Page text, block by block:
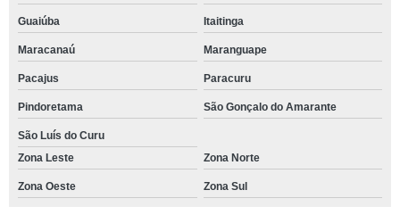
Guaiúba Itaitinga
Maracanaú Maranguape
Pacajus Paracuru
Pindoretama São Gonçalo do Amarante
São Luís do Curu
Zona Leste
Zona Norte
Zona Oeste Zona Sul